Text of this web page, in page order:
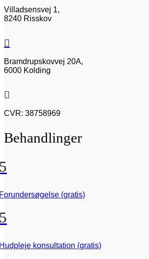
Villadsensvej 1,
8240 Risskov

Bramdrupskovvej 20A,
6000 Kolding

CVR: 38758969
Behandlinger
(gratis)
konsultation (gratis)